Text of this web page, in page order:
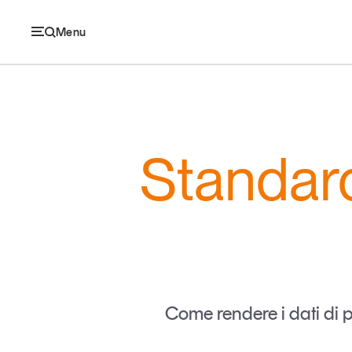
Menu
Economia e consumi
Retail e brandCome rendere i dati di